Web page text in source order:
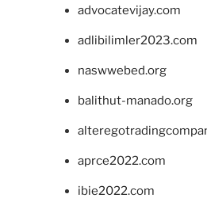
advocatevijay.com
adlibilimler2023.com
naswwebed.org
balithut-manado.org
aprce2022.com
ibie2022.com